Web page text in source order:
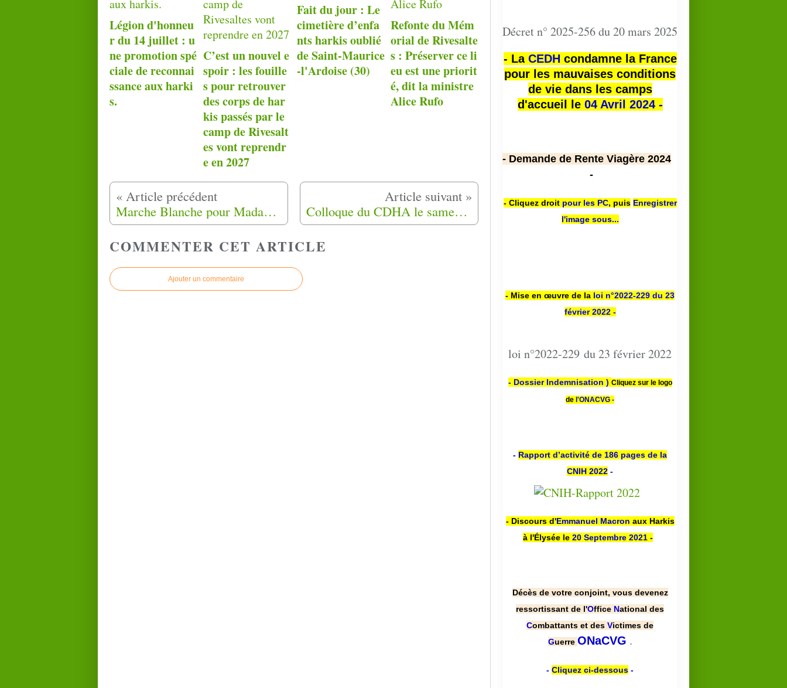
Légion d'honneu
r du 14 juillet : u
ne promotion spé
ciale de reconnai
ssance aux harki
s.
C’est un nouvel e
spoir : les fouille
s pour retrouver
des corps de har
kis passés par le
camp de Rivesalt
es vont reprendr
e en 2027
Fait du jour : Le
cimetière d’enfa
nts harkis oublié
de Saint-Maurice
-l'Ardoise (30)
Refonte du Mém
orial de Rivesalte
s : Préserver ce li
eu est une priorit
é, dit la ministre
Alice Rufo
Marche Blanche pour Madame Mazouz Caima Samedi 30 Octobre 2021 à Manosque (04) Colloque du CDHA le samedi 23 Octobre 2021
COMMENTER CET ARTICLE
Ajouter un commentaire
Décret n° 2025-256 du 20 mars 2025
- La CEDHcondamne la France
pour les mauvaises conditions
de vie dans les camps
d'accueil le 04 Avril 2024 -
- Demande de Rente Viagère 2024
-
- Cliquez droit pour les PC, puis Enregistrer
l'image sous...
- Mise en œuvre de la loi n°2022-229 du 23
février 2022 -
loi n°2022-229 du 23 février 2022
- Dossier Indemnisation ) Cliquez sur le logo
de l'ONACVG -
- Rapport d’activité de 186 pages de la
CNIH 2022 -
- Discours d'Emmanuel Macron aux Harkis
à l'Élysée le 20 Septembre 2021 -
Décès de votre conjoint, vous devenez
ressortissant de l'Office National des
Combattants et des Victimes de
Guerre ONaCVG .
- Cliquez ci-dessous -